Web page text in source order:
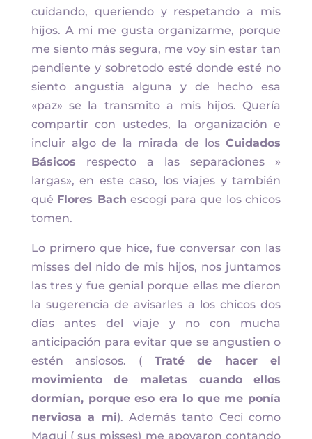
cuidando, queriendo y respetando a mis
hijos. A mi me gusta organizarme, porque
me siento más segura, me voy sin estar tan
pendiente y sobretodo esté donde esté no
siento angustia alguna y de hecho esa
«paz» se la transmito a mis hijos. Quería
compartir con ustedes, la organización e
incluir algo de la mirada de losCuidados
Básicos respecto a las separaciones »
largas», en este caso, los viajes y también
qué Flores Bach escogí para que los chicos
tomen.
Lo primero que hice, fue conversar con las
misses del nido de mis hijos, nos juntamos
las tres y fue genial porque ellas me dieron
la sugerencia de avisarles a los chicos dos
días antes del viaje y no con mucha
anticipación para evitar que se angustien o
estén ansiosos. (Traté de hacer el
movimiento de maletas cuando ellos
dormían, porque eso era lo que me ponía
nerviosa a mi). Además tanto Ceci como
Maqui ( sus misses) me apoyaron contando